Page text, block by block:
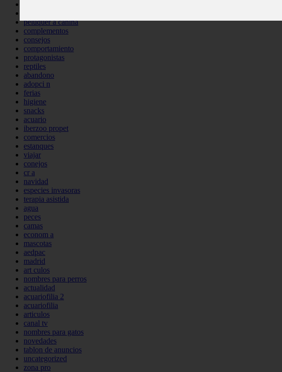
peluquer a canina
complementos
consejos
comportamiento
protagonistas
reptiles
abandono
adopci n
ferias
higiene
snacks
acuario
iberzoo propet
comercios
estanques
viajar
conejos
cr a
navidad
especies invasoras
terapia asistida
agua
peces
camas
econom a
mascotas
aedpac
madrid
art culos
nombres para perros
actualidad
acuariofilia 2
acuariofilia
articulos
canal tv
nombres para gatos
novedades
tablon de anuncios
uncategorized
zona pro